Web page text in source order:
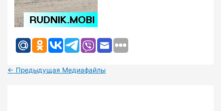
← Предыдущая Медиафайлы